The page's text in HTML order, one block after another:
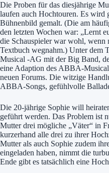
Die Proben für das diesjährige
laufen auch Hochtouren. Es wird
Bühnenbild gemalt. (Die am
den letzten Wochen war: „Lernt
die Schauspieler war wohl, wenn
Textbuch wegnahm.) Unter dem
Musical -AG mit der Big Band,
eine Adaption des ABBA-
neuen Forums. Die witzige
ABBA-Songs, gefühlvolle
Die 20-jährige Sophie will
geführt werden. Das Problem ist
Mutter drei mögliche „Väter“ in
kurzerhand alle drei zu ihrer
Mutter als auch Sophie zudem
eingeladen haben, nimmt die
Ende gibt es tatsächlich eine